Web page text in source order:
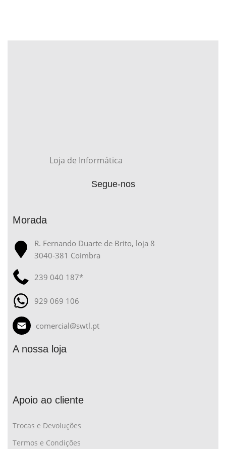
Loja de Informática
Segue-nos
Morada
R. Fernando Duarte de Brito, loja 8
3040-381 Coimbra
239 040 187*
929 069 106
comercial@swtl.pt
A nossa loja
Apoio ao cliente
Trocas e Devoluções
Termos e Condições